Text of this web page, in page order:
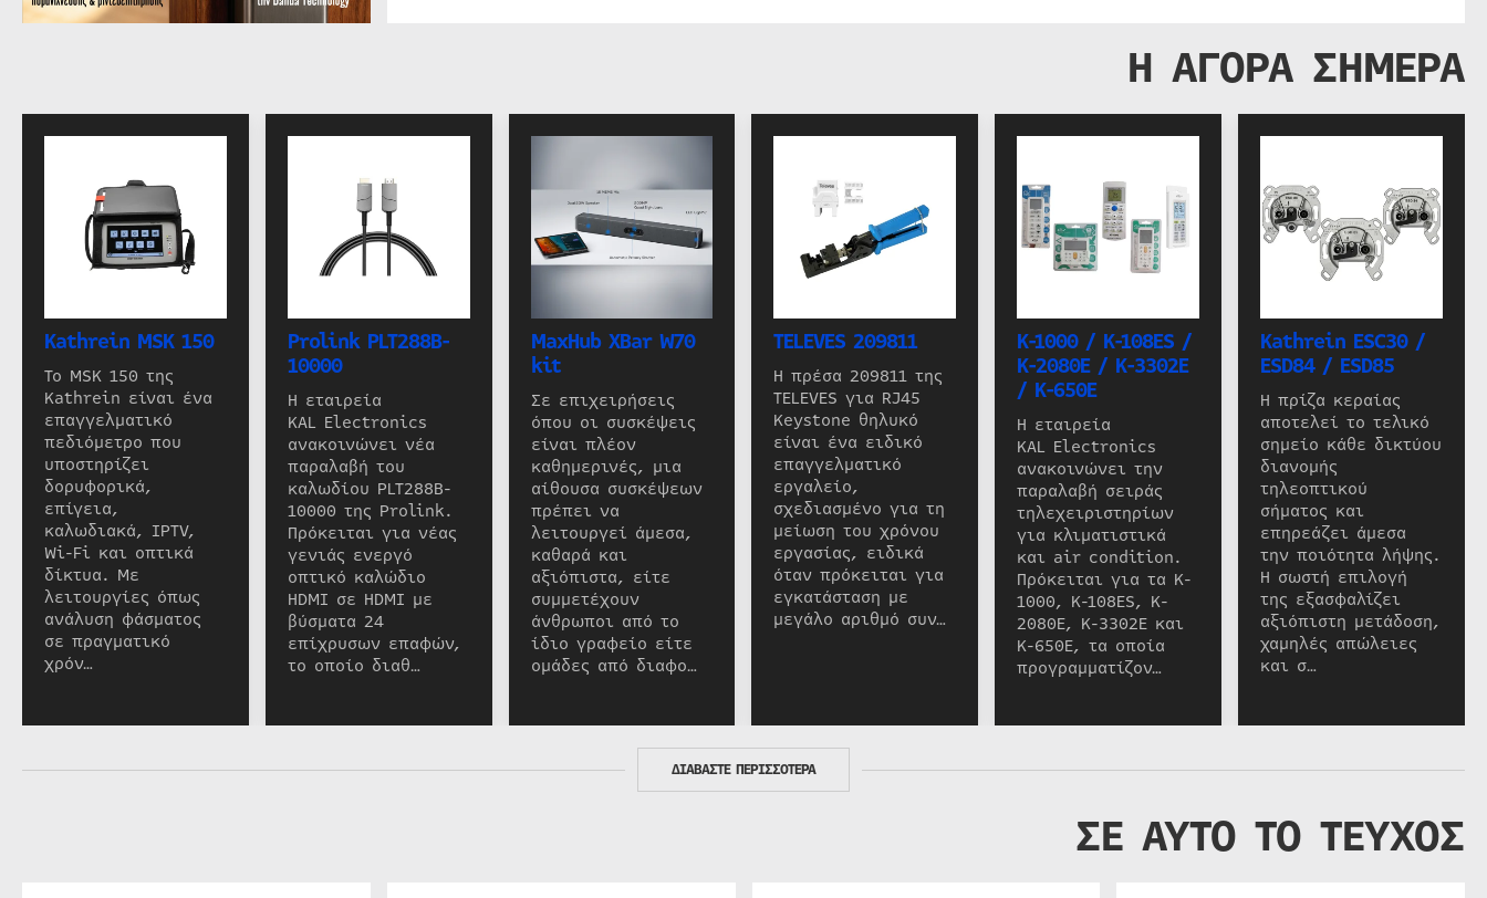
Η ΑΓΟΡΑ ΣΗΜΕΡΑ
Kathrein MSK 150
Το MSK 150 της
Kathrein είναι ένα
επαγγελματικό
πεδιόμετρο που
υποστηρίζει
δορυφορικά,
επίγεια,
καλωδιακά, IPTV,
Wi-Fi και οπτικά
δίκτυα. Με
λειτουργίες όπως
ανάλυση φάσματος
σε πραγματικό
χρόν…
Prolink PLT288B-
10000
Η εταιρεία
KAL Electronics
ανακοινώνει νέα
παραλαβή του
καλωδίου PLT288B-
10000 της Prolink.
Πρόκειται για νέας
γενιάς ενεργό
οπτικό καλώδιο
HDMI σε HDMI με
βύσματα 24
επίχρυσων επαφών,
το οποίο διαθ…
MaxHub XBar W70
kit
Σε επιχειρήσεις
όπου οι συσκέψεις
είναι πλέον
καθημερινές, μια
αίθουσα συσκέψεων
πρέπει να
λειτουργεί άμεσα,
καθαρά και
αξιόπιστα, είτε
συμμετέχουν
άνθρωποι από το
ίδιο γραφείο είτε
ομάδες από διαφο…
TELEVES 209811
Η πρέσα 209811 της
TELEVES για RJ45
Keystone θηλυκό
είναι ένα ειδικό
επαγγελματικό
εργαλείο,
σχεδιασμένο για τη
μείωση του χρόνου
εργασίας, ειδικά
όταν πρόκειται για
εγκατάσταση με
μεγάλο αριθμό συν…
K-1000 / K-108ES /
K-2080E / K-3302E
/ K-650E
Η εταιρεία
KAL Electronics
ανακοινώνει την
παραλαβή σειράς
τηλεχειριστηρίων
για κλιματιστικά
και air condition.
Πρόκειται για τα K-
1000, K-108ES, K-
2080E, K-3302E και
K-650E, τα οποία
προγραμματίζον…
Kathrein ESC30 /
ESD84 / ESD85
Η πρίζα κεραίας
αποτελεί το τελικό
σημείο κάθε δικτύου
διανομής
τηλεοπτικού
σήματος και
επηρεάζει άμεσα
την ποιότητα λήψης.
Η σωστή επιλογή
της εξασφαλίζει
αξιόπιστη μετάδοση,
χαμηλές απώλειες
και σ…
ΔΙΑΒΑΣΤΕ ΠΕΡΙΣΣΟΤΕΡΑ
ΣΕ ΑΥΤΟ ΤΟ ΤΕΥΧΟΣ